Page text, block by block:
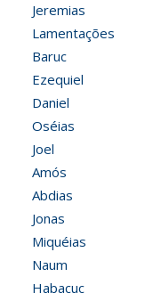
Jeremias
Lamentações
Baruc
Ezequiel
Daniel
Oséias
Joel
Amós
Abdias
Jonas
Miquéias
Naum
Habacuc